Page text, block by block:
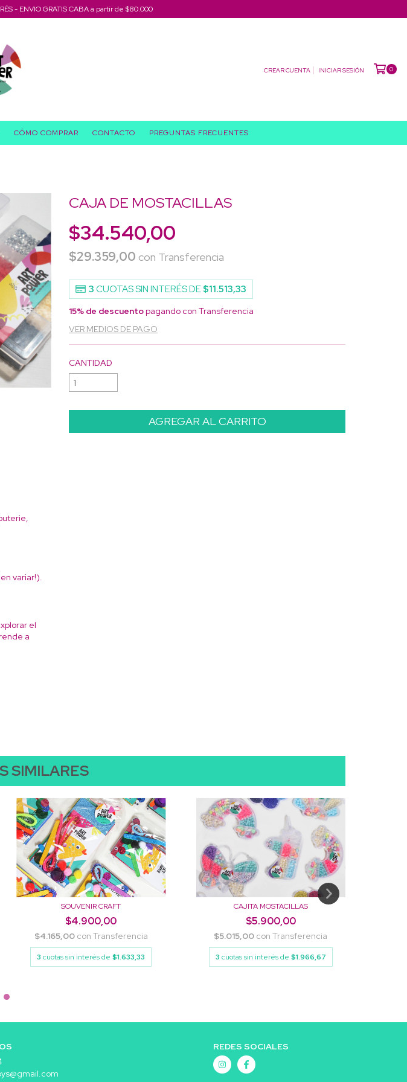
- ENVIO GRATIS CABA a partir de $80.000
CREAR CUENTA INICIAR SESIÓN 0
CÓMO COMPRAR CONTACTO PREGUNTAS FRECUENTES
variar!).
el
a
CAJA DE MOSTACILLAS
$34.540,00
$29.359,00 con Transferencia
3 CUOTAS SIN INTERÉS DE $11.513,33
15% de descuentopagando con Transferencia
VER MEDIOS DE PAGO
CANTIDAD
SIMILARES
SOUVENIR CRAFT
$4.900,00
$4.165,00 con Transferencia
3 cuotas sin interés de$1.633,33
CAJITA MOSTACILLAS
$5.900,00
$5.015,00 con Transferencia
3 cuotas sin interés de $1.966,67
REDES SOCIALES